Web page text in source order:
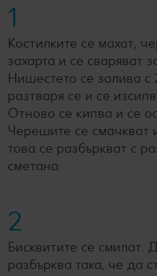
1
Костилките се махат,
захарта и се сваряват
Нишестето се залива с
разтваря се и се
Отново се кипва и се
Черешите се смачкват
това се разбъркват с
сметана.
2
Бисквитите се смилат.
разбърква така, че да